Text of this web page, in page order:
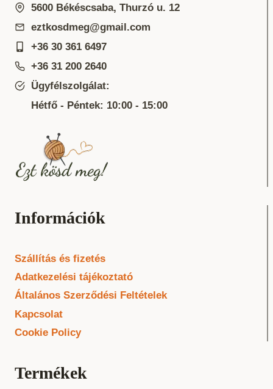
5600 Békéscsaba, Thurzó u. 12
eztkosdmeg@gmail.com
+36 30 361 6497
+36 31 200 2640
Ügyfélszolgálat:
Hétfő - Péntek: 10:00 - 15:00
Információk
Szállítás és fizetés
Adatkezelési tájékoztató
Általános Szerződési Feltételek
Kapcsolat
Cookie Policy
Termékek